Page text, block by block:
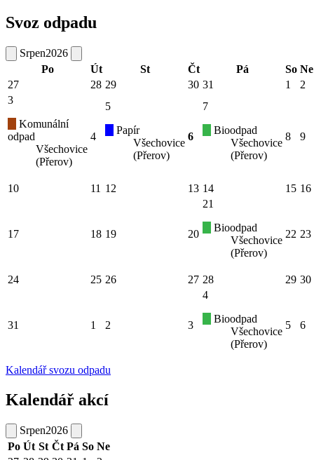
Svoz odpadu
Srpen2026
Po
Út St Čt Pá So Ne
27
28 29 30 31 1
2
3
Komunální
odpad
Všechovice
(Přerov)
4
5
Papír
Všechovice
(Přerov)
6
7
Bioodpad
Všechovice
(Přerov)
8 9
10 11 12 13 14 15 16
17 18 19 20
21
Bioodpad
Všechovice
(Přerov)
22 23
24 25 26 27 28 29 30
31 1 2 3
4
Bioodpad
Všechovice
(Přerov)
5 6
Kalendář svozu odpadu
Kalendář akcí
Srpen2026
Po Út St Čt Pá So Ne